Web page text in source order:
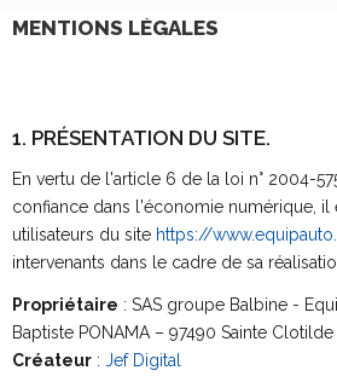
MENTIONS LÉGALES
1. PRÉSENTATION DU SITE.
En vertu de l'article 6 de la loi n° 2004-
confiance dans l'économie numérique, il
utilisateurs du site https://
intervenants dans le cadre de sa
Propriétaire : SAS groupe Balbine -
Baptiste PONAMA – 97490 Sainte Clotilde
Créateur : Jef Digital